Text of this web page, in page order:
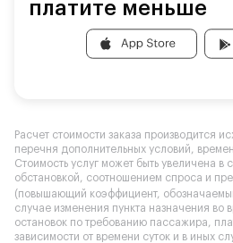
платите меньше
Расчет стоимости заказа производится
перечня дополнительных условий,
Стоимость услуг может быть увеличена в
обстановкой, соотношением спроса и
(повышающий коэффициент,
случае изменения пункта назначения во
остановок по требованию пассажира,
зависимости от времени суток и в иных